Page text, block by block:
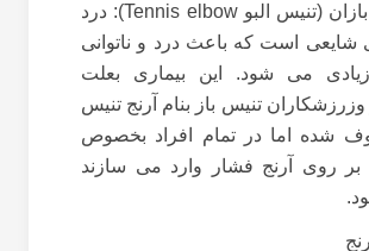
آرنج تنیس بازان (تنیس البو Tennis elbow): درد
شایعی است که باعث درد و ناتوانی
می شود. این بیماری بعلت
وزرزشکاران تنیس باز بنام آرنج تنیس
شده اما در تمام افراد بخصوص
بر روی آرنج فشار وارد می سازند